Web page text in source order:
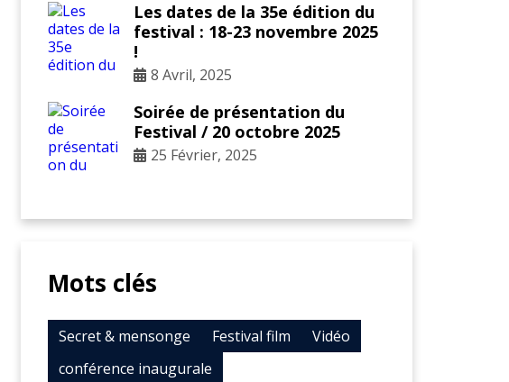
Les dates de la 35e édition du
festival : 18-23 novembre 2025
!
8 Avril, 2025
Soirée de présentation du
Festival / 20 octobre 2025
25 Février, 2025
Mots clés
Secret & mensonge Festival film
Vidéo
conférence inaugurale